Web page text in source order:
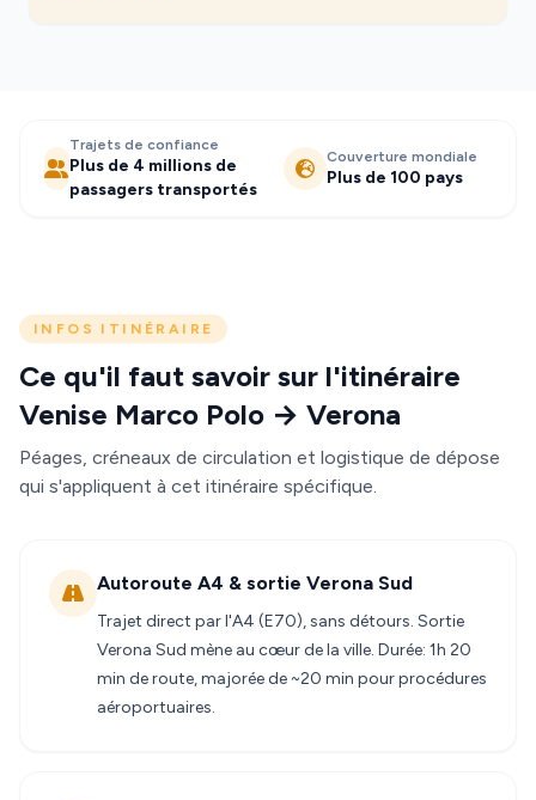
Trajets de confiance
Plus de 4 millions de
passagers transportés
Couverture mondiale
Plus de 100 pays
INFOS ITINÉRAIRE
Ce qu'il faut savoir sur l'itinéraire
Venise Marco Polo → Verona
Péages, créneaux de circulation et logistique de dépose
qui s'appliquent à cet itinéraire spécifique.
Autoroute A4 & sortie Verona Sud
Trajet direct par l'A4 (E70), sans détours. Sortie
Verona Sud mène au cœur de la ville. Durée: 1h 20
min de route, majorée de ~20 min pour procédures
aéroportuaires.